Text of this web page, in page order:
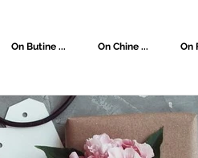
On Butine ... On Chine ... On
On Soigne ... On s'Oxygène ...